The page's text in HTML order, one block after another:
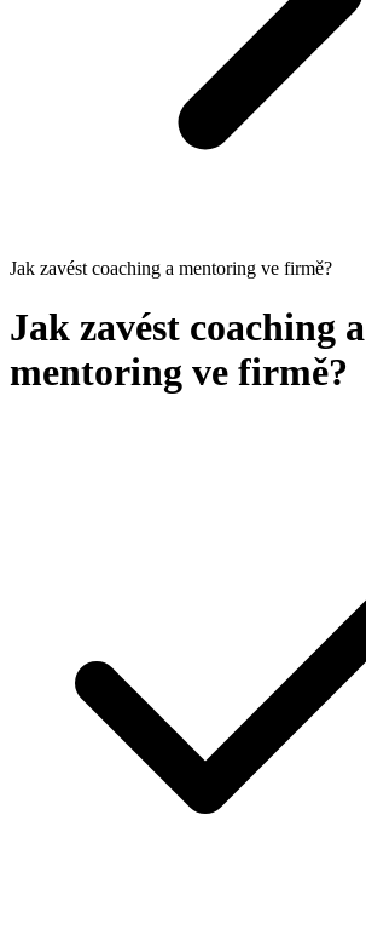
Jak zavést coaching a mentoring ve firmě?
Jak zavést coaching a
mentoring ve firmě?